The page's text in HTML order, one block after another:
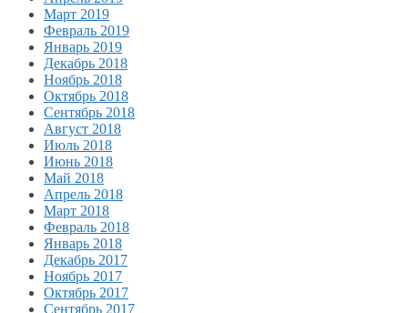
Март 2019
Февраль 2019
Январь 2019
Декабрь 2018
Ноябрь 2018
Октябрь 2018
Сентябрь 2018
Август 2018
Июль 2018
Июнь 2018
Май 2018
Апрель 2018
Март 2018
Февраль 2018
Январь 2018
Декабрь 2017
Ноябрь 2017
Октябрь 2017
Сентябрь 2017